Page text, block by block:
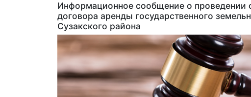
Информационное сообщение о проведении
договора аренды государственного
Сузакского района